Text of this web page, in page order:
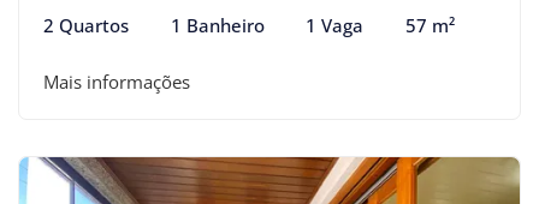
2 Quartos 1 Banheiro 1 Vaga 57 m²
Mais informações